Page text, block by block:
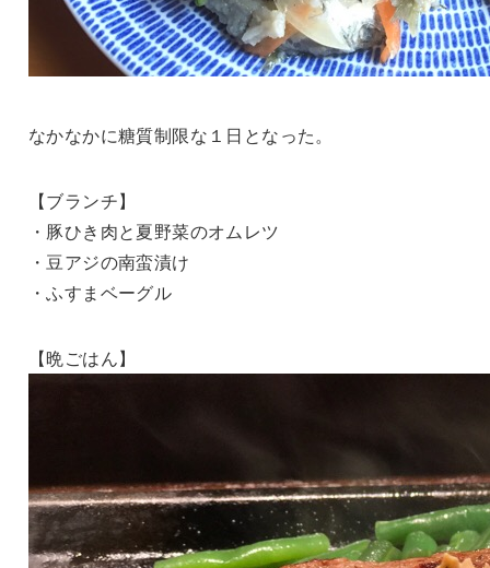
なかなかに糖質制限な１日となった。
【ブランチ】
・豚ひき肉と夏野菜のオムレツ
・豆アジの南蛮漬け
・ふすまベーグル
【晩ごはん】